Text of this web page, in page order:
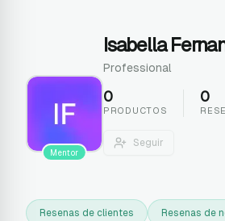
Mentor
Isabella
Professional
0
PRODUCTOS
0
Seguir
Resenas de clientes Resenas de